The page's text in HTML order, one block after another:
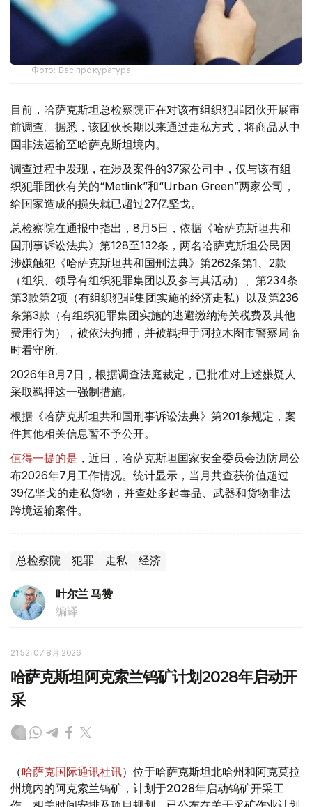
Фото: Бас прокуратура
目前，哈萨克斯坦总检察院正在对该有组织犯罪团伙开展审
前调查。据悉，该团伙长期以来通过走私方式，将商品从中
国非法运输至哈萨克斯坦境内。
调查过程中发现，在涉及案件的37家公司中，仅与该有组
织犯罪团伙有关的“Metlink”和“Urban Green”两家公司，
给国家造成的损失就已超过27亿坚戈。
总检察院在通报中指出，8月5日，依据《哈萨克斯坦共和
国刑事诉讼法典》第128至132条，两名哈萨克斯坦公民因
涉嫌触犯《哈萨克斯坦共和国刑法典》第262条第1、2款
（组织、领导有组织犯罪集团以及参与其活动）、第234条
第3款第2项（有组织犯罪集团实施的经济走私）以及第236
条第3款（有组织犯罪集团实施的逃避缴纳海关税费及其他
费用行为），被依法拘捕，并被羁押于阿拉木图市警察局临
时看守所。
2026年8月7日，根据调查法庭裁定，已批准对上述嫌疑人
采取羁押这一强制措施。
根据《哈萨克斯坦共和国刑事诉讼法典》第201条规定，案
件其他相关信息暂不予公开。
值得一提的是 ，近日，哈萨克斯坦国家安全委员会边防局公
布2026年7月工作情况。统计显示，当月共查获价值超过
39亿坚戈的走私货物，并查处多起毒品、武器和货物非法
跨境运输案件。
总检察院 犯罪 走私 经济
叶尔兰 马赞
编译
21:52, 07 8月 2026
哈萨克斯坦阿克索兰钨矿计划2028年启动开
采
（哈萨克国际通讯社讯）位于哈萨克斯坦北哈州和阿克莫拉
州境内的阿克索兰钨矿，计划于2028年启动钨矿开采工